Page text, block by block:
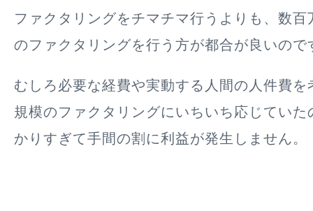
ファクタリングをチマチマ行うよりも、数
のファクタリングを行う方が都合が良いので
むしろ必要な経費や実動する人間の人件費を
規模のファクタリングにいちいち応じていた
かりすぎて手間の割に利益が発生しません。